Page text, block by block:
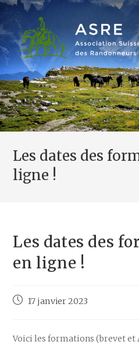
Skip
content
Les dates des
ligne !
Les dates des
en ligne !
Post17 janvier 2023
Voici les formations (brevet et